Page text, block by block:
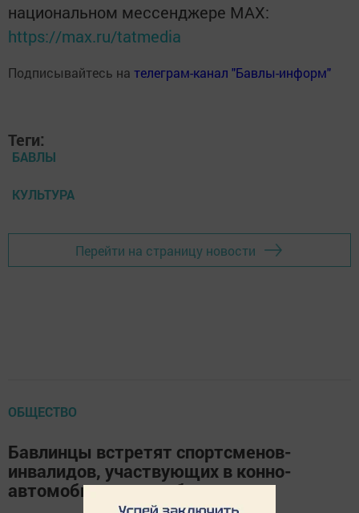
национальном мессенджере MАХ:
https://max.ru/tatmedia
Подписывайтесь на телеграм-канал "Бавлы-информ"
Теги:
БАВЛЫ
КУЛЬТУРА
Перейти на страницу новости
ОБЩЕСТВО
Бавлинцы встретят спортсменов-
инвалидов, участвующих в конно-
автомобильном пробеге